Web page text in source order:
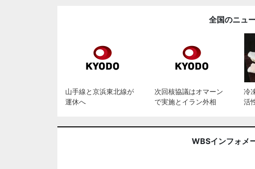
全国のニュ
山手線と京浜東北線が
運休へ
次回核協議はオマーン
で実施とイラン外相
冷
活
WBSインフォメ